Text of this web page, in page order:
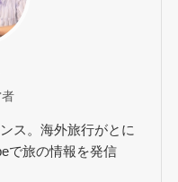
ス。海外旅行がとに
で旅の情報を発信